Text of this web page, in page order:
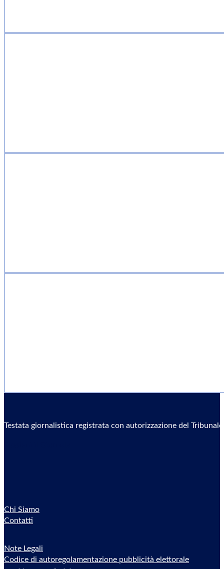
Testata giornalistica registrata con autorizzazione del
Chi Siamo
Contatti
Note Legali
Codice di autoregolamentazione pubblicità elettorale